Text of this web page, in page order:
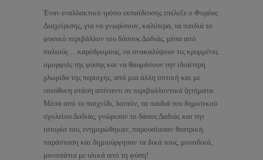
Έναν εναλλακτικό τρόπο εκπαίδευσης επέλεξε ο Φορέας
Διαχείρισης, για να γνωρίσουν, καλύτερα, τα παιδιά το
φυσικό περιβάλλον του δάσους Δαδιάς, μέσα από
παλιούς …καρόδρομους, να ανακαλύψουν τις κρυμμένες
ομορφιές της φύσης και να θαυμάσουν την ιδιαίτερη
χλωρίδα της περιοχής, από μια άλλη οπτική και με
υπεύθυνη στάση απέναντι σε περιβαλλοντικά ζητήματα.
Μέσα από το παιχνίδι, λοιπόν, τα παιδιά του δημοτικού
σχολείου Δαδιάς, γνώρισαν το δάσος Δαδιάς και την
ιστορία του, ενημερώθηκαν, παρουσίασαν θεατρική
παράσταση και δημιούργησαν τα δικά τους, μοναδικά,
μονοπάτια με υλικά από τη φύση!